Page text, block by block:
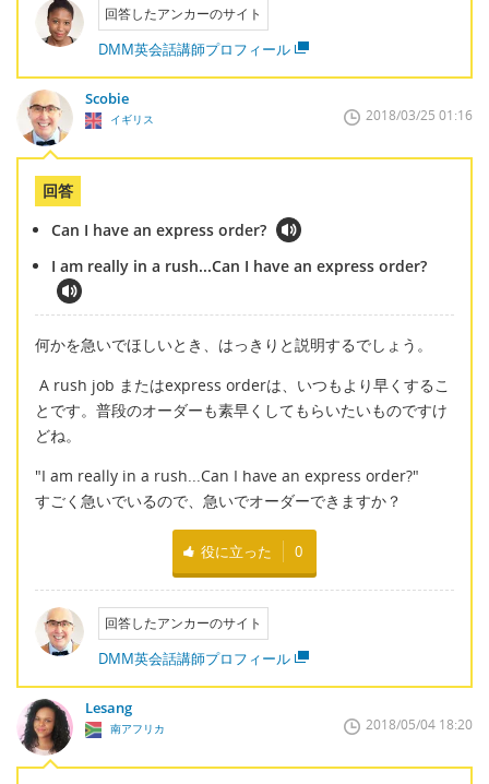
回答したアンカーのサイト
DMM英会話講師プロフィール
Scobie
イギリス 2018/03/25 01:16
回答
Can I have an express order?
I am really in a rush...Can I have an express order?
何かを急いでほしいとき、はっきりと説明するでしょう。
A rush job またはexpress orderは、いつもより早くするこ
とです。普段のオーダーも素早くしてもらいたいものですけ
どね。
"I am really in a rush...Can I have an express order?"
すごく急いでいるので、急いでオーダーできますか？
役に立った 0
回答したアンカーのサイト
DMM英会話講師プロフィール
Lesang
南アフリカ 2018/05/04 18:20